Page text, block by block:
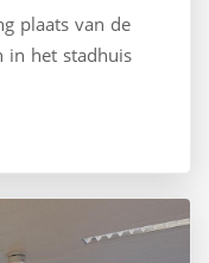
plaats van de
in het stadhuis